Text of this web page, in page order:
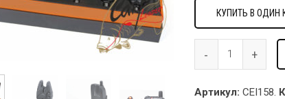
КУПИТЬ В ОДИН
Артикул: CEI158.